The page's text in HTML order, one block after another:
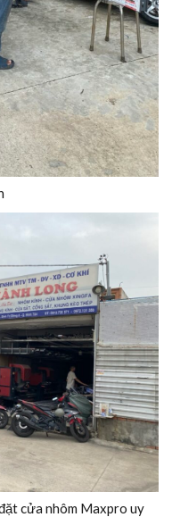
cửa nhôm Maxpro uy